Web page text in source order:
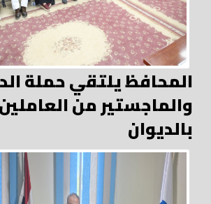
المحافظ يلتقي حملة
والماجستير من العاملين
بالديوان